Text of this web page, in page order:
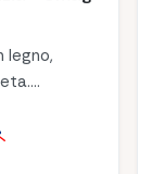
legno,